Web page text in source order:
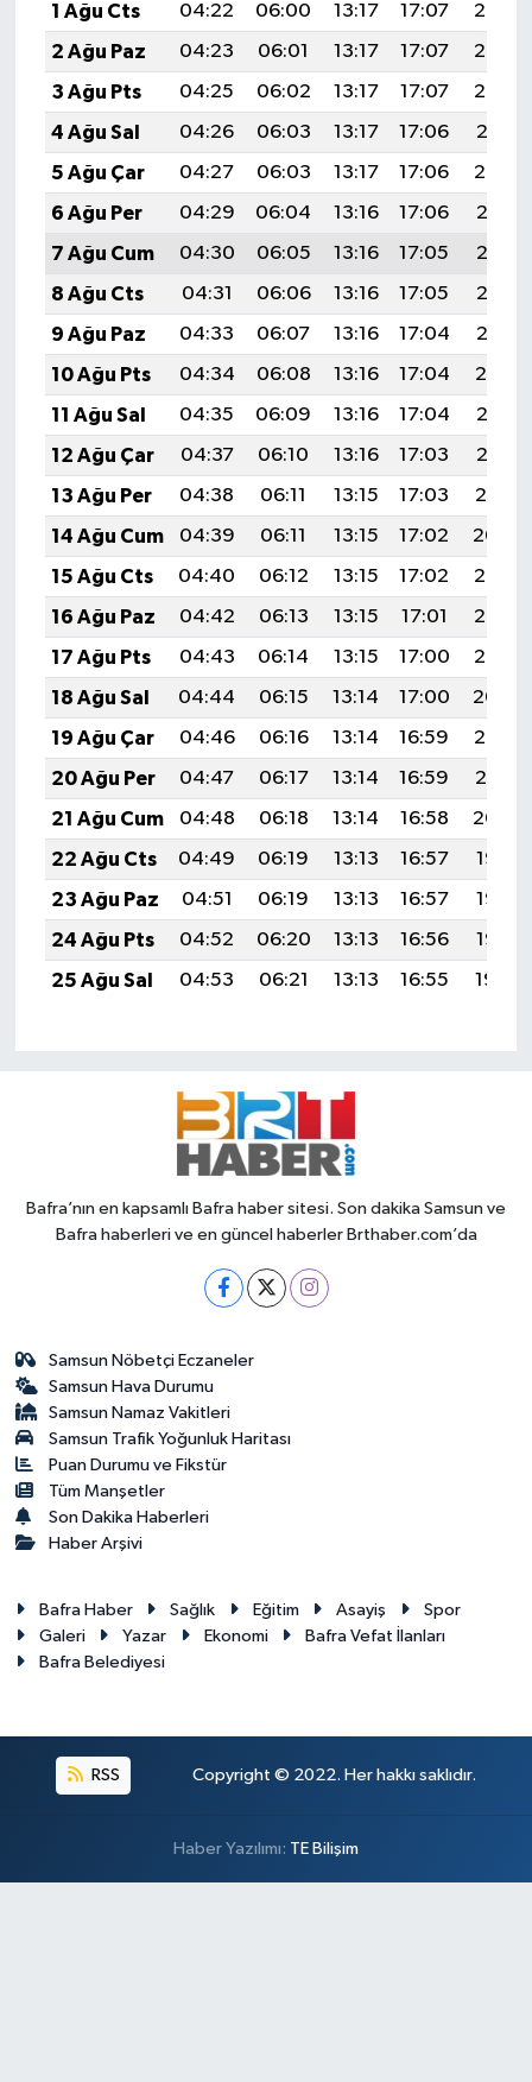
1 Ağu Cts
04:22 06:00 13:17 17:07
20:24
2 Ağu Paz
04:23 06:01 13:17 17:07
20:23
3 Ağu Pts
04:25 06:02 13:17 17:07
20:22
4 Ağu Sal
04:26 06:03 13:17 17:06
20:21
5 Ağu Çar
04:27 06:03 13:17 17:06
20:20
6 Ağu Per
04:29 06:04 13:16 17:06
20:18
7 Ağu Cum
04:30 06:05 13:16 17:05
20:17
8 Ağu Cts
04:31 06:06 13:16 17:05
20:16
9 Ağu Paz
04:33 06:07 13:16 17:04
20:15
10 Ağu Pts
04:34 06:08 13:16 17:04
20:14
11 Ağu Sal
04:35 06:09 13:16 17:04
20:13
12 Ağu Çar
04:37 06:10 13:16 17:03
20:12
13 Ağu Per
04:38 06:11 13:15 17:03
20:10
14 Ağu Cum
04:39 06:11 13:15 17:02
20:09
15 Ağu Cts
04:40 06:12 13:15 17:02
20:08
16 Ağu Paz
04:42 06:13 13:15 17:01
20:06
17 Ağu Pts
04:43 06:14 13:15 17:00
20:05
18 Ağu Sal
04:44 06:15 13:14 17:00
20:04
19 Ağu Çar
04:46 06:16 13:14 16:59
20:02
20 Ağu Per
04:47 06:17 13:14 16:59
20:01
21 Ağu Cum
04:48 06:18 13:14 16:58
20:00
22 Ağu Cts
04:49 06:19 13:13 16:57
19:58
23 Ağu Paz
04:51 06:19 13:13 16:57
19:57
24 Ağu Pts
04:52 06:20 13:13 16:56
19:56
25 Ağu Sal
04:53 06:21 13:13 16:55 19:54
Bafra’nın en kapsamlı Bafra haber sitesi. Son dakika Samsun ve
Bafra haberleri ve en güncel haberler Brthaber.com’da
Samsun Nöbetçi Eczaneler
Samsun Hava Durumu
Samsun Namaz Vakitleri
Samsun Trafik Yoğunluk Haritası
Puan Durumu ve Fikstür
Tüm Manşetler
Son Dakika Haberleri
Haber Arşivi
Bafra Haber Sağlık Eğitim Asayiş
Spor
Galeri
Yazar Ekonomi
Bafra Vefat İlanları
Bafra Belediyesi
RSS Copyright © 2022. Her hakkı saklıdır.
Haber Yazılımı: TE Bilişim